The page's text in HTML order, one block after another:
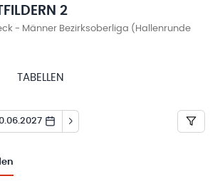
2
- Männer Bezirksoberliga (Hallenrunde
TABELLEN